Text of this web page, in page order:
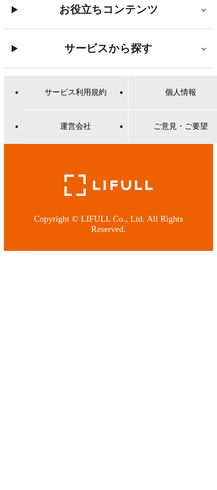
お役立ちコンテンツ
サービスから探す
サービス利用規約 個人情報
運営会社 ご意見・ご要望
Copyright © LIFULL Co., Ltd. All Rights
Reserved.